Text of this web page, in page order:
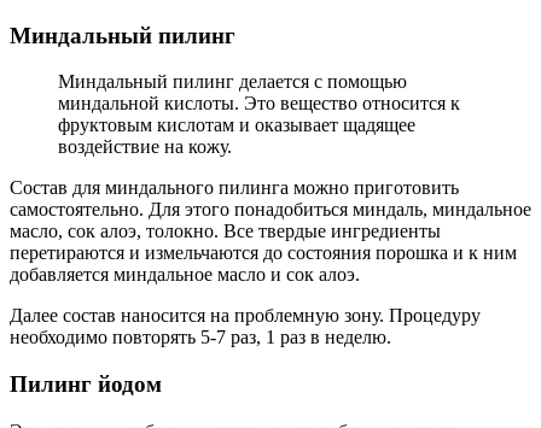
Миндальный пилинг
Миндальный пилинг делается с помощью
миндальной кислоты. Это вещество относится к
фруктовым кислотам и оказывает щадящее
воздействие на кожу.
Состав для миндального пилинга можно приготовить
самостоятельно. Для этого понадобиться миндаль, миндальное
масло, сок алоэ, толокно. Все твердые ингредиенты
перетираются и измельчаются до состояния порошка и к ним
добавляется миндальное масло и сок алоэ.
Далее состав наносится на проблемную зону. Процедуру
необходимо повторять 5-7 раз, 1 раз в неделю.
Пилинг йодом